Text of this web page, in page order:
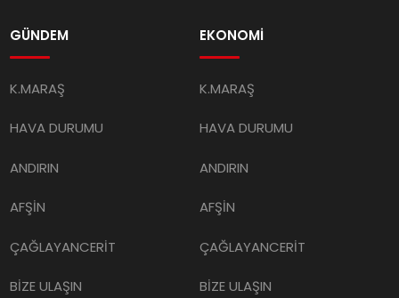
GÜNDEM
K.MARAŞ
HAVA DURUMU
ANDIRIN
AFŞİN
ÇAĞLAYANCERİT
BİZE ULAŞIN
EKONOMİ
K.MARAŞ
HAVA DURUMU
ANDIRIN
AFŞİN
ÇAĞLAYANCERİT
BİZE ULAŞIN